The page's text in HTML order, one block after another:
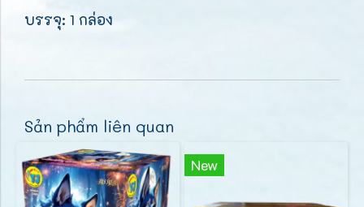
บรรจุ: 1 กล่อง
Sản phẩm liên quan
New